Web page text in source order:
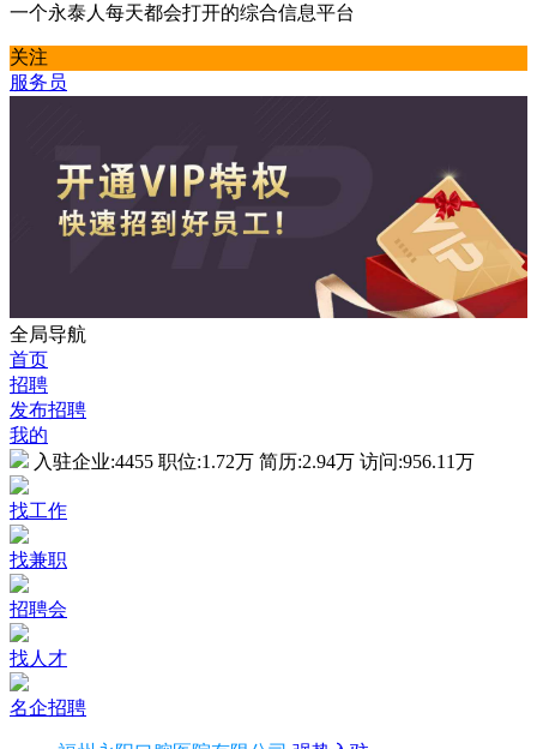
一个永泰人每天都会打开的综合信息平台
关注
服务员
全局导航
首页
招聘
发布招聘
我的
入驻企业:4455 职位:1.72万 简历:2.94万 访问:956.11万
找工作
找兼职
招聘会
找人才
名企招聘